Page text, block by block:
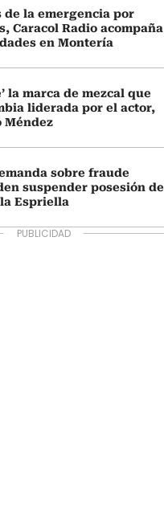
de la emergencia por
Caracol Radio acompaña
en Montería
la marca de mezcal que
liderada por el actor,
Méndez
sobre fraude
suspender posesión de
Espriella